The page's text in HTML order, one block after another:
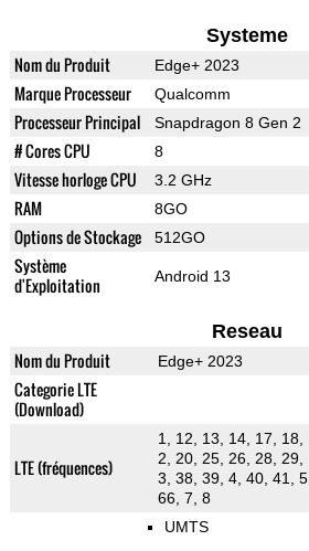
Systeme
Nom du Produit Edge+ 2023
Marque Processeur Qualcomm
Processeur Principal Snapdragon 8 Gen 2
# Cores CPU 8
Vitesse horloge CPU 3.2 GHz
RAM 8GO
Options de Stockage 512GO
Système
d'Exploitation
Android 13
Reseau
Nom du Produit Edge+ 2023
Categorie LTE
(Download)
LTE (fréquences)
1, 12, 13, 14, 17, 18,
2, 20, 25, 26, 28, 29,
3, 38, 39, 4, 40, 41, 5,
66, 7, 8
UMTS